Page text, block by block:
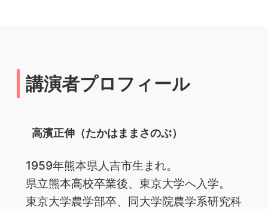
講演者プロフィール
高濱正伸（たかはままさのぶ）
1959年熊本県人吉市生まれ。
県立熊本高校卒業後、東京大学へ入学。
東京大学農学部卒、同大学院農学系研究科